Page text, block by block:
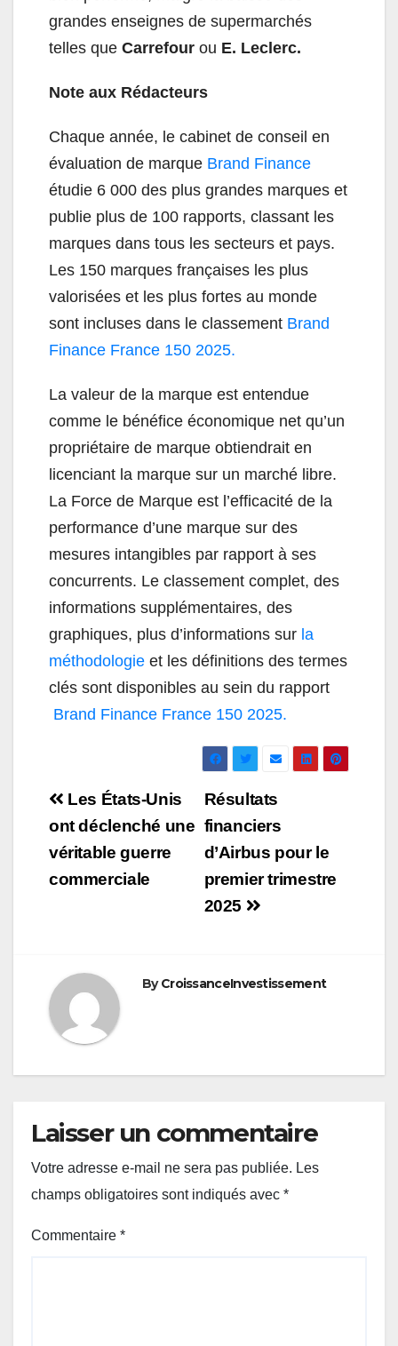
grandes enseignes de supermarchés
telles que Carrefour ou E. Leclerc.
Note aux Rédacteurs
Chaque année, le cabinet de conseil en
évaluation de marque Brand Finance
étudie 6 000 des plus grandes marques et
publie plus de 100 rapports, classant les
marques dans tous les secteurs et pays.
Les 150 marques françaises les plus
valorisées et les plus fortes au monde
sont incluses dans le classement Brand
Finance France 150 2025.
La valeur de la marque est entendue
comme le bénéfice économique net qu’un
propriétaire de marque obtiendrait en
licenciant la marque sur un marché libre.
La Force de Marque est l’efficacité de la
performance d’une marque sur des
mesures intangibles par rapport à ses
concurrents. Le classement complet, des
informations supplémentaires, des
graphiques, plus d’informations sur la
méthodologie et les définitions des termes
clés sont disponibles au sein du rapport
Brand Finance France 150 2025.
Navigation
de
l’article
Résultats
financiers
d’Airbus pour le
premier trimestre
2025
Les États-Unis
ont déclenché une
véritable guerre
commerciale
ByCroissanceInvestissement
Laisser un commentaire
Votre adresse e-mail ne sera pas publiée. Les
champs obligatoires sont indiqués avec *
Commentaire *